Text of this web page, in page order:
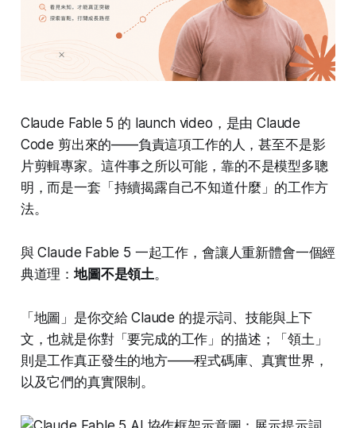
Claude Fable 5 的 launch video，是由 Claude
Code 剪出來的——負責這項工作的人，甚至不是影
片剪輯專家。這件事之所以可能，靠的不是模型多聰
明，而是一套「持續揭露自己不知道什麼」的工作方
法。
與 Claude Fable 5 一起工作，會讓人重新體會一個經
典道理：地圖不是領土。
「地圖」是你交給 Claude 的提示詞、技能與上下
文，也就是你對「要完成的工作」的描述；「領土」
則是工作真正發生的地方——程式碼庫、真實世界，
以及它們的真實限制。